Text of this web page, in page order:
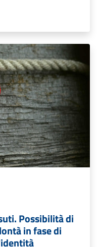
Possibilità di
in fase di